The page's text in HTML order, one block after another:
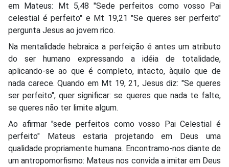
em Mateus: Mt 5,48 "Sede perfeitos como vosso Pai
celestial é perfeito" e Mt 19,21 "Se queres ser perfeito"
pergunta Jesus ao jovem rico.
Na mentalidade hebraica a perfeição é antes um atributo
do ser humano expressando a idéia de totalidade,
aplicando-se ao que é completo, intacto, àquilo que de
nada carece. Quando em Mt 19, 21, Jesus diz: "Se queres
ser perfeito", quer significar: se queres que nada te falte,
se queres não ter limite algum.
Ao afirmar "sede perfeitos como vosso Pai Celestial é
perfeito" Mateus estaria projetando em Deus uma
qualidade propriamente humana. Encontramo-nos diante de
um antropomorfismo: Mateus nos convida a imitar em Deus